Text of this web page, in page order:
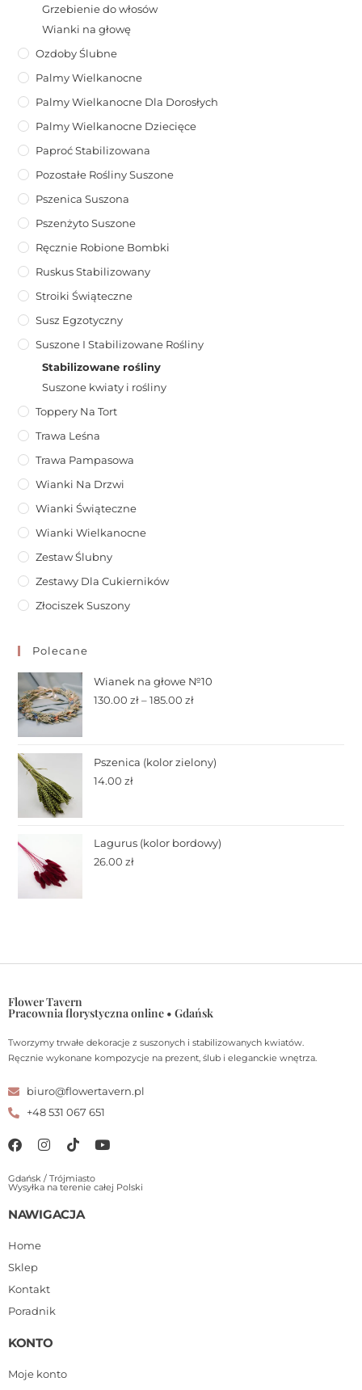
Grzebienie do włosów
Wianki na głowę
Ozdoby Ślubne
Palmy Wielkanocne
Palmy Wielkanocne Dla Dorosłych
Palmy Wielkanocne Dziecięce
Paproć Stabilizowana
Pozostałe Rośliny Suszone
Pszenica Suszona
Pszenżyto Suszone
Ręcznie Robione Bombki
Ruskus Stabilizowany
Stroiki Świąteczne
Susz Egzotyczny
Suszone I Stabilizowane Rośliny
Stabilizowane rośliny
Suszone kwiaty i rośliny
Toppery Na Tort
Trawa Leśna
Trawa Pampasowa
Wianki Na Drzwi
Wianki Świąteczne
Wianki Wielkanocne
Zestaw Ślubny
Zestawy Dla Cukierników
Złociszek Suszony
Polecane
Wianek na głowe №10
130.00zł – 185.00zł
Pszenica (kolor zielony)
14.00zł
Lagurus (kolor bordowy)
26.00zł
Flower Tavern
Pracownia florystyczna online • Gdańsk
Tworzymy trwałe dekoracje z suszonych i stabilizowanych kwiatów.
Ręcznie wykonane kompozycje na prezent, ślub i eleganckie wnętrza.
biuro@flowertavern.pl
+48 531 067 651
Gdańsk / Trójmiasto
Wysyłka na terenie całej Polski
NAWIGACJA
Home
Sklep
Kontakt
Poradnik
KONTO
Moje konto